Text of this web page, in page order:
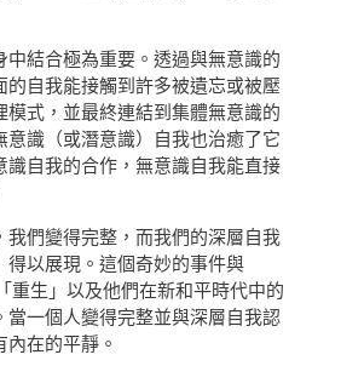
中結合極為重要。透過與無意識的
的自我能接觸到許多被遺忘或被壓
模式，並最終連結到集體無意識的
意識（或潛意識）自我也治癒了它
識自我的合作，無意識自我能直接
我們變得完整，而我們的深層自我
得以展現。這個奇妙的事件與
重生」以及他們在新和平時代中的
當一個人變得完整並與深層自我認
內在的平靜。